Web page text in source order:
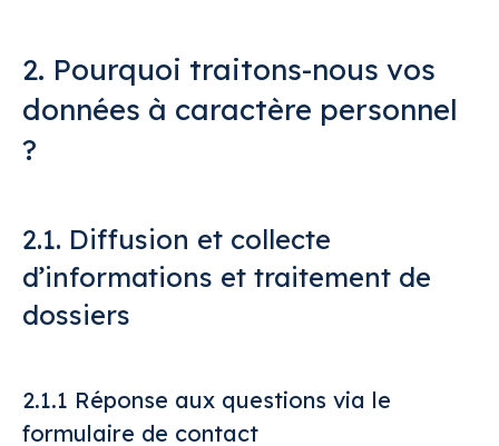
2. Pourquoi traitons-nous vos
données à caractère personnel
?
2.1. Diffusion et collecte
d’informations et traitement de
dossiers
2.1.1 Réponse aux questions via le
formulaire de contact